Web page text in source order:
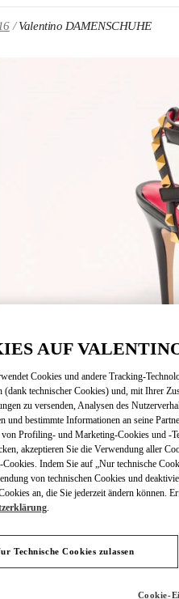
Valentino DAMENSCHUHE
AUF
Cookies und andere Tracking-
(dank technischer Cookies) und, mit Ihrer
zu versenden, Analysen des
und bestimmte Informationen an seine
Profiling- und Marketing-Cookies und -
akzeptieren Sie die Verwendung aller
Indem Sie auf „Nur technische
von technischen Cookies und
an, die Sie jederzeit ändern können.
.
Technische Cookies zulassen
Cookie-